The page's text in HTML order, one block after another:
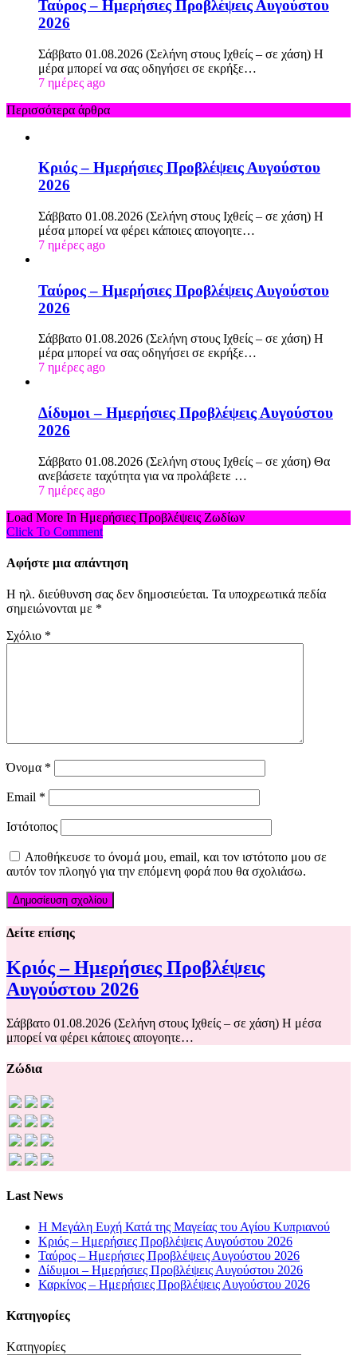
Ταύρος – Ημερήσιες Προβλέψεις Αυγούστου
2026
Σάββατο 01.08.2026 (Σελήνη στους Ιχθείς – σε χάση) Η
μέρα μπορεί να σας οδηγήσει σε εκρήξε…
7 ημέρες ago
Περισσότερα άρθρα
Κριός – Ημερήσιες Προβλέψεις Αυγούστου
2026
Σάββατο 01.08.2026 (Σελήνη στους Ιχθείς – σε χάση) Η
μέσα μπορεί να φέρει κάποιες απογοητε…
7 ημέρες ago
Ταύρος – Ημερήσιες Προβλέψεις Αυγούστου
2026
Σάββατο 01.08.2026 (Σελήνη στους Ιχθείς – σε χάση) Η
μέρα μπορεί να σας οδηγήσει σε εκρήξε…
7 ημέρες ago
Δίδυμοι – Ημερήσιες Προβλέψεις Αυγούστου
2026
Σάββατο 01.08.2026 (Σελήνη στους Ιχθείς – σε χάση) Θα
ανεβάσετε ταχύτητα για να προλάβετε …
7 ημέρες ago
Load More In Ημερήσιες Προβλέψεις Ζωδίων
Click To Comment
Αφήστε μια απάντηση
Η ηλ. διεύθυνση σας δεν δημοσιεύεται. Τα υποχρεωτικά πεδία
σημειώνονται με *
Σχόλιο *
Όνομα *
Email *
Ιστότοπος
Αποθήκευσε το όνομά μου, email, και τον ιστότοπο μου σε
αυτόν τον πλοηγό για την επόμενη φορά που θα σχολιάσω.
Δείτε επίσης
Κριός – Ημερήσιες Προβλέψεις
Αυγούστου 2026
Σάββατο 01.08.2026 (Σελήνη στους Ιχθείς – σε χάση) Η μέσα
μπορεί να φέρει κάποιες απογοητε…
Ζώδια
Last News
Η Μεγάλη Ευχή Κατά της Μαγείας του Αγίου Κυπριανού
Κριός – Ημερήσιες Προβλέψεις Αυγούστου 2026
Ταύρος – Ημερήσιες Προβλέψεις Αυγούστου 2026
Δίδυμοι – Ημερήσιες Προβλέψεις Αυγούστου 2026
Καρκίνος – Ημερήσιες Προβλέψεις Αυγούστου 2026
Kατηγορίες
Kατηγορίες